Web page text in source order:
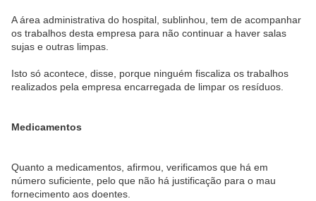
A área administrativa do hospital, sublinhou, tem de acompanhar
os trabalhos desta empresa para não continuar a haver salas
sujas e outras limpas.
Isto só acontece, disse, porque ninguém fiscaliza os trabalhos
realizados pela empresa encarregada de limpar os resíduos.
Medicamentos
Quanto a medicamentos, afirmou, verificamos que há em
número suficiente, pelo que não há justificação para o mau
fornecimento aos doentes.